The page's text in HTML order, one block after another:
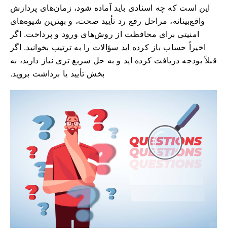
این است که چه اسنادی باید آماده شود، زمان‌های پردازش
واقع‌بینانه، مراحل رفع رد تأیید صحت، و بهترین شیوه‌های
امنیتی برای محافظت از روش‌های ورود و پرداخت. اگر
اخیراً حساب باز کرده اید سؤالات را به ترتیب بخوانید. اگر
قبلاً بودجه دریافت کرده اید و به حل سریع تری نیاز دارید، به
بخش تأیید یا برداشت بروید.